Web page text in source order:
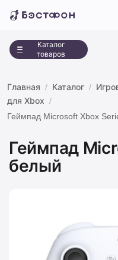
Каталог
товаров
Главная Каталог
для Xbox
Геймпад Microsoft Xbox
Геймпад
белый